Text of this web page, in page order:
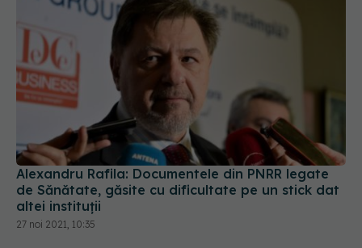
Alexandru Rafila: Documentele din PNRR legate
de Sănătate, găsite cu dificultate pe un stick dat
altei instituții
27 noi 2021, 10:35